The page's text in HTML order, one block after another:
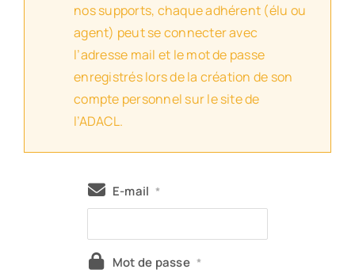
nos supports, chaque adhérent (élu ou
agent) peut se connecter avec
l’adresse mail et le mot de passe
enregistrés lors de la création de son
compte personnel sur le site de
l’ADACL.
E-mail *
Mot de passe *